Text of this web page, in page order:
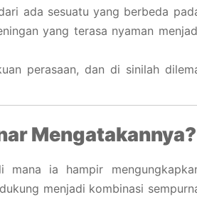
ada sesuatu yang berbeda
yang terasa nyaman
perasaan, dan di sinilah
Mengatakannya?
ia hampir
menjadi kombinasi